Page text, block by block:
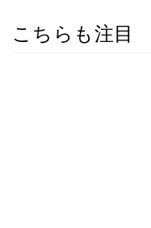
こちらも注目